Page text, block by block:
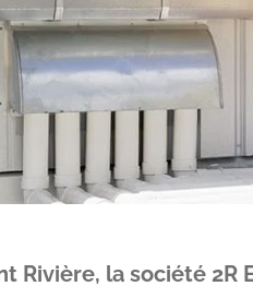
Rivière, la société